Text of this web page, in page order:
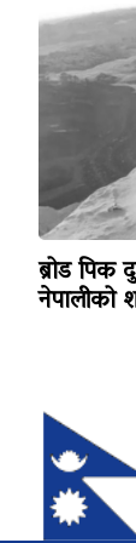
ब्रोड पिक
नेपालीको